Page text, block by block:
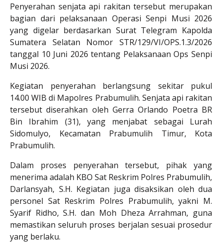
Penyerahan senjata api rakitan tersebut merupakan
bagian dari pelaksanaan Operasi Senpi Musi 2026
yang digelar berdasarkan Surat Telegram Kapolda
Sumatera Selatan Nomor STR/129/VI/OPS.1.3/2026
tanggal 10 Juni 2026 tentang Pelaksanaan Ops Senpi
Musi 2026.
Kegiatan penyerahan berlangsung sekitar pukul
14.00 WIB di Mapolres Prabumulih. Senjata api rakitan
tersebut diserahkan oleh Gerra Orlando Poetra BR
Bin Ibrahim (31), yang menjabat sebagai Lurah
Sidomulyo, Kecamatan Prabumulih Timur, Kota
Prabumulih.
Dalam proses penyerahan tersebut, pihak yang
menerima adalah KBO Sat Reskrim Polres Prabumulih,
Darlansyah, S.H. Kegiatan juga disaksikan oleh dua
personel Sat Reskrim Polres Prabumulih, yakni M.
Syarif Ridho, S.H. dan Moh Dheza Arrahman, guna
memastikan seluruh proses berjalan sesuai prosedur
yang berlaku.